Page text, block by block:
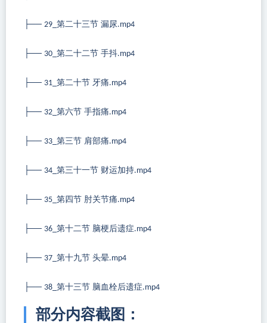
├── 29_ 第二十三节 漏尿.mp4
├── 30_ 第二十二节 手抖.mp4
├── 31_ 第二十节 牙痛.mp4
├── 32_ 第六节 手指痛.mp4
├── 33_ 第三节 肩部痛.mp4
├── 34_ 第三十一节 财运加持.mp4
├── 35_ 第四节 肘关节痛.mp4
├── 36_ 第十二节 脑梗后遗症.mp4
├── 37_ 第十九节 头晕.mp4
├── 38_ 第十三节 脑血栓后遗症.mp4
部分内容截图：